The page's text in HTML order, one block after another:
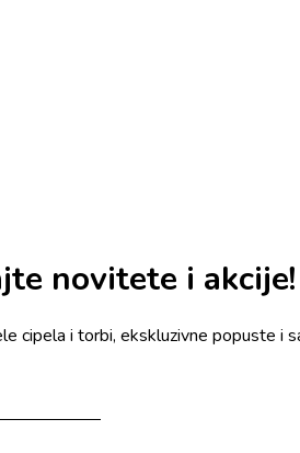
novitete i akcije!
cipela i torbi, ekskluzivne popuste i